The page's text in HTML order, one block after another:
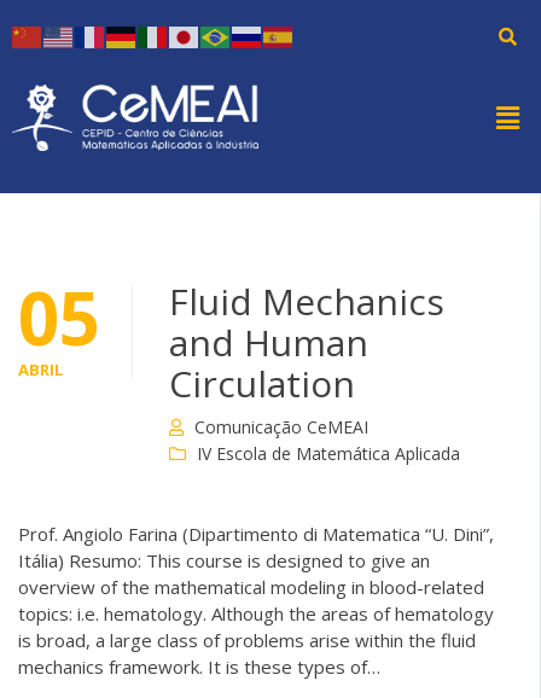
05
ABRIL
Fluid Mechanics
and Human
Circulation
Comunicação CeMEAI
IV Escola de Matemática Aplicada
Prof. Angiolo Farina (Dipartimento di Matematica “U. Dini”,
Itália) Resumo: This course is designed to give an
overview of the mathematical modeling in blood-related
topics: i.e. hematology. Although the areas of hematology
is broad, a large class of problems arise within the fluid
mechanics framework. It is these types of…